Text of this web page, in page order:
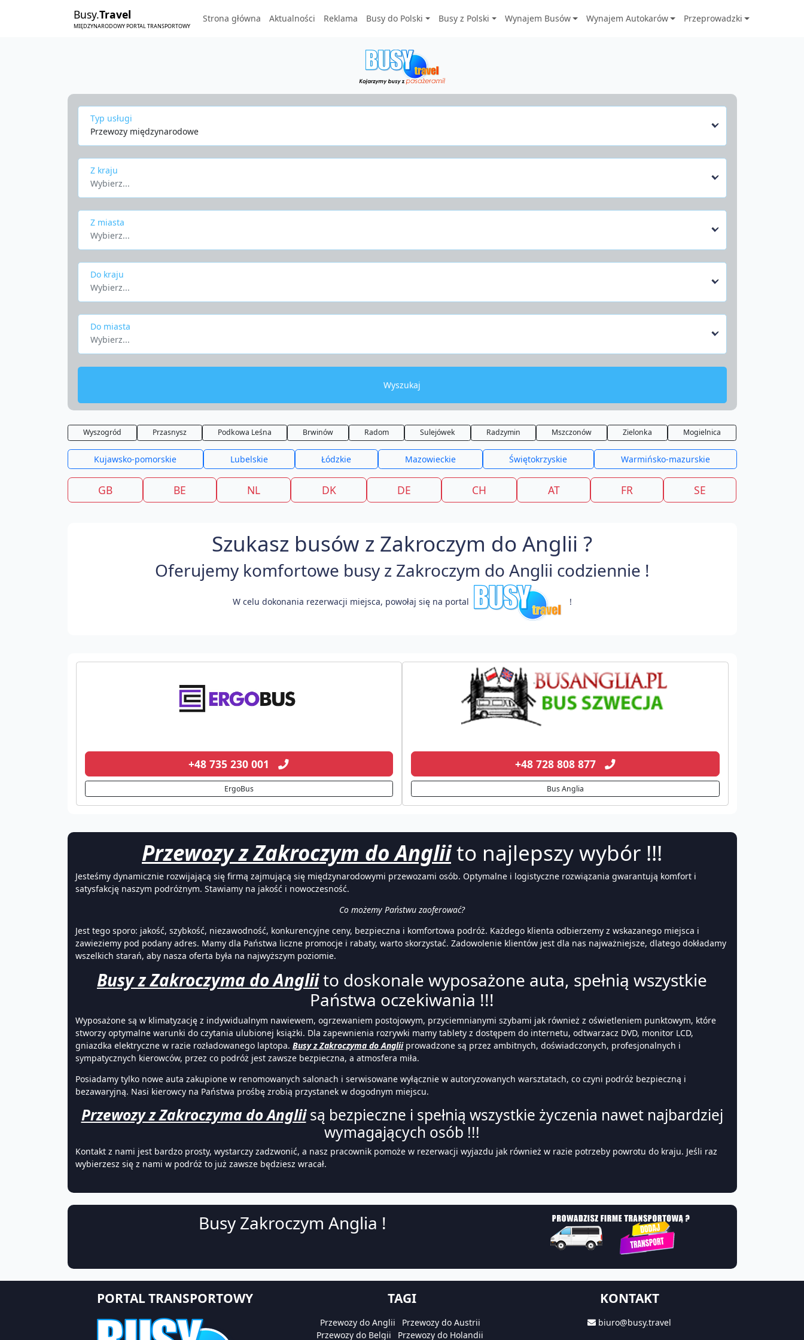
Busy.Travel
MIĘDZYNARODOWY PORTAL TRANSPORTOWY
Strona główna Aktualności Reklama Busy do Polski Busy z Polski Wynajem Busów Wynajem Autokarów Przeprowadzki
Typ usługi
Przewozy międzynarodowe
Z kraju
Wybierz...
Z miasta
Wybierz...
Do kraju
Wybierz...
Do miasta
Wybierz...
Wyszukaj
Wyszogród Przasnysz Podkowa Leśna Brwinów Radom Sulejówek Radzymin Mszczonów Zielonka Mogielnica
Kujawsko-pomorskie Lubelskie Łódzkie Mazowieckie Świętokrzyskie Warmińsko-mazurskie
GB BE NL DK DE CH AT FR SE
Szukasz busów z Zakroczym do Anglii ?
Oferujemy komfortowe busy z Zakroczym do Anglii codziennie !
W celu dokonania rezerwacji miejsca, powołaj się na portal !
+48 735 230 001
ErgoBus
+48 728 808 877
Bus Anglia
Przewozy z Zakroczym do Angliito najlepszy wybór !!!
Jesteśmy dynamicznie rozwijającą się firmą zajmującą się międzynarodowymi przewozami osób. Optymalne i logistyczne rozwiązania gwarantują komfort i
satysfakcję naszym podróżnym. Stawiamy na jakość i nowoczesność.
Co możemy Państwu zaoferować?
Jest tego sporo: jakość, szybkość, niezawodność, konkurencyjne ceny, bezpieczna i komfortowa podróż. Każdego klienta odbierzemy z wskazanego miejsca i
zawieziemy pod podany adres. Mamy dla Państwa liczne promocje i rabaty, warto skorzystać. Zadowolenie klientów jest dla nas najważniejsze, dlatego dokładamy
wszelkich starań, aby nasza oferta była na najwyższym poziomie.
Busy z Zakroczyma do Angliito doskonale wyposażone auta, spełnią wszystkie
Państwa oczekiwania !!!
Wyposażone są w klimatyzację z indywidualnym nawiewem, ogrzewaniem postojowym, przyciemnianymi szybami jak również z oświetleniem punktowym, które
stworzy optymalne warunki do czytania ulubionej książki. Dla zapewnienia rozrywki mamy tablety z dostępem do internetu, odtwarzacz DVD, monitor LCD,
gniazdka elektryczne w razie rozładowanego laptopa. Busy z Zakroczyma do Angliiprowadzone są przez ambitnych, doświadczonych, profesjonalnych i
sympatycznych kierowców, przez co podróż jest zawsze bezpieczna, a atmosfera miła.
Posiadamy tylko nowe auta zakupione w renomowanych salonach i serwisowane wyłącznie w autoryzowanych warsztatach, co czyni podróż bezpieczną i
bezawaryjną. Nasi kierowcy na Państwa prośbę zrobią przystanek w dogodnym miejscu.
Przewozy z Zakroczyma do Angliisą bezpieczne i spełnią wszystkie życzenia nawet najbardziej
wymagających osób !!!
Kontakt z nami jest bardzo prosty, wystarczy zadzwonić, a nasz pracownik pomoże w rezerwacji wyjazdu jak również w razie potrzeby powrotu do kraju. Jeśli raz
wybierzesz się z nami w podróż to już zawsze będziesz wracał.
Busy Zakroczym Anglia !
PORTAL TRANSPORTOWY TAGI
Przewozy do Anglii
Przewozy do Austrii
Przewozy do Belgii
Przewozy do Holandii
KONTAKT
biuro@busy.travel